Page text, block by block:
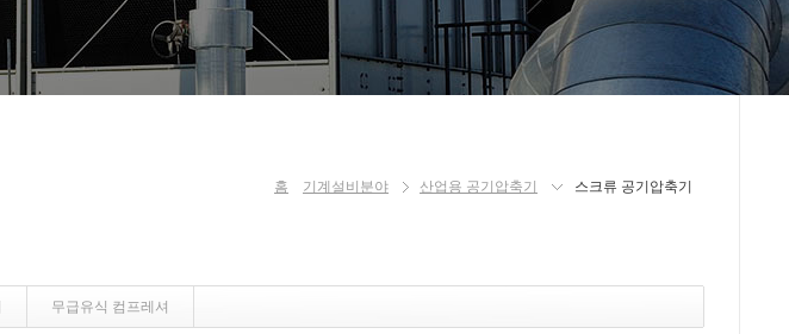
홈 기계설비분야 산업용 공기압축기 스크류 공기압축기
무급유식 컴프레셔